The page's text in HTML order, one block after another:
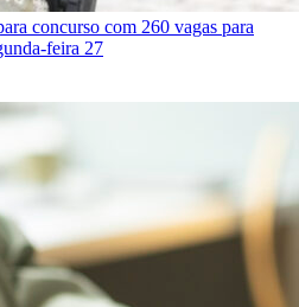
concurso com 260 vagas para
feira 27